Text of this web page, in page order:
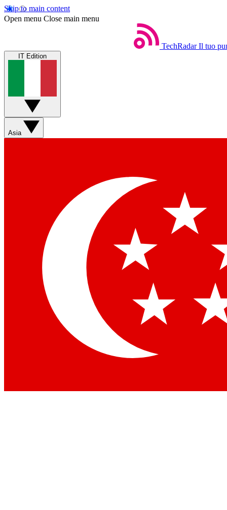
Skip to main content
Open menu Close main menu
TechRadar Il tuo
IT Edition
Asia